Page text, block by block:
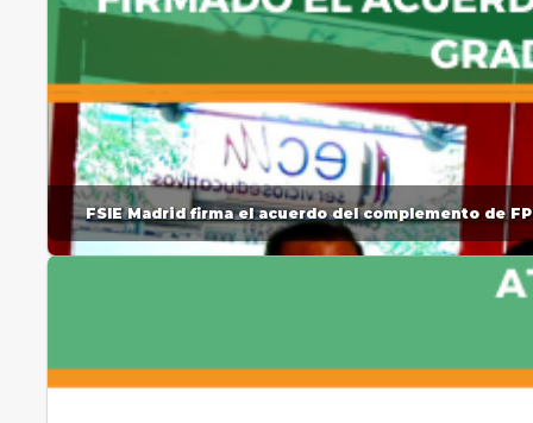
FSIE Madrid firma el acuerdo del complemento de